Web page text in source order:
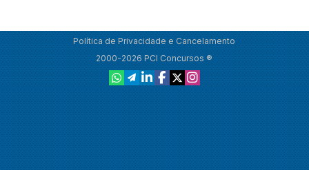
Política de Privacidade e Cancelamento
2000-2026 PCI Concursos ®